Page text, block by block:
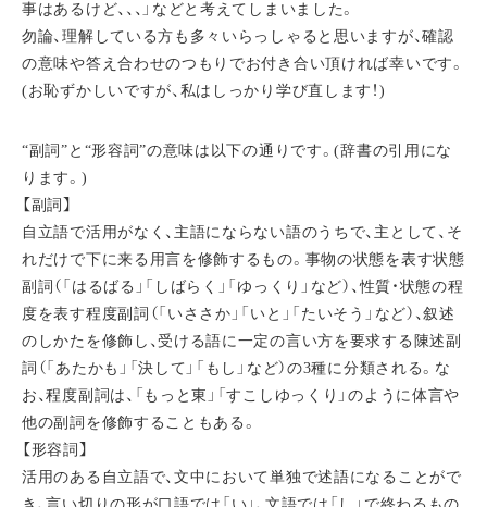
事はあるけど、、、」などと考えてしまいました。
勿論、理解している方も多々いらっしゃると思いますが、確認
の意味や答え合わせのつもりでお付き合い頂ければ幸いです。
(お恥ずかしいですが、私はしっかり学び直します！)
“副詞”と“形容詞”の意味は以下の通りです。(辞書の引用にな
ります。)
【副詞】
自立語で活用がなく、主語にならない語のうちで、主として、そ
れだけで下に来る用言を修飾するもの。事物の状態を表す状態
副詞（「はるばる」「しばらく」「ゆっくり」など）、性質・状態の程
度を表す程度副詞（「いささか」「いと」「たいそう」など）、叙述
のしかたを修飾し、受ける語に一定の言い方を要求する陳述副
詞（「あたかも」「決して」「もし」など）の3種に分類される。な
お、程度副詞は、「もっと東」「すこしゆっくり」のように体言や
他の副詞を修飾することもある。
【形容詞】
活用のある自立語で、文中において単独で述語になることがで